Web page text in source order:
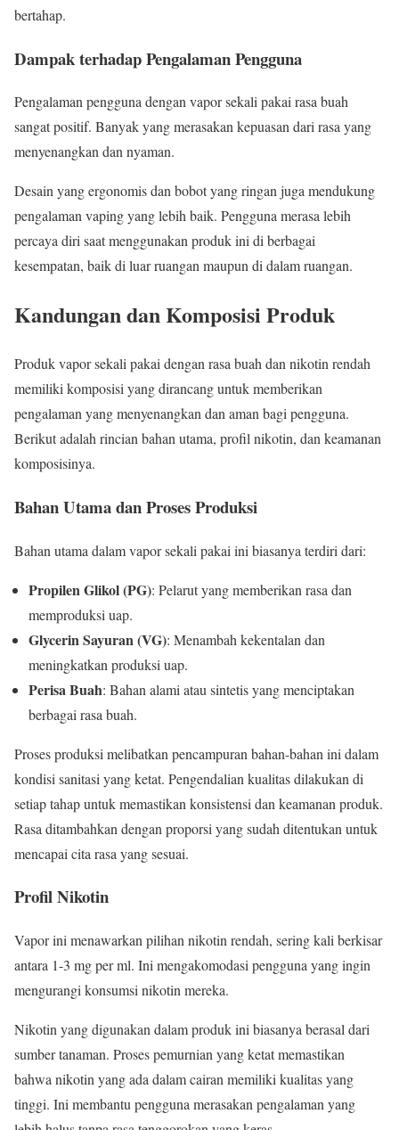
bertahap.
Dampak terhadap Pengalaman Pengguna
Pengalaman pengguna dengan vapor sekali pakai rasa buah
sangat positif. Banyak yang merasakan kepuasan dari rasa yang
menyenangkan dan nyaman.
Desain yang ergonomis dan bobot yang ringan juga mendukung
pengalaman vaping yang lebih baik. Pengguna merasa lebih
percaya diri saat menggunakan produk ini di berbagai
kesempatan, baik di luar ruangan maupun di dalam ruangan.
Kandungan dan Komposisi Produk
Produk vapor sekali pakai dengan rasa buah dan nikotin rendah
memiliki komposisi yang dirancang untuk memberikan
pengalaman yang menyenangkan dan aman bagi pengguna.
Berikut adalah rincian bahan utama, profil nikotin, dan keamanan
komposisinya.
Bahan Utama dan Proses Produksi
Bahan utama dalam vapor sekali pakai ini biasanya terdiri dari:
Propilen Glikol (PG): Pelarut yang memberikan rasa dan
memproduksi uap.
Glycerin Sayuran (VG): Menambah kekentalan dan
meningkatkan produksi uap.
Perisa Buah: Bahan alami atau sintetis yang menciptakan
berbagai rasa buah.
Proses produksi melibatkan pencampuran bahan-bahan ini dalam
kondisi sanitasi yang ketat. Pengendalian kualitas dilakukan di
setiap tahap untuk memastikan konsistensi dan keamanan produk.
Rasa ditambahkan dengan proporsi yang sudah ditentukan untuk
mencapai cita rasa yang sesuai.
Profil Nikotin
Vapor ini menawarkan pilihan nikotin rendah, sering kali berkisar
antara 1-3 mg per ml. Ini mengakomodasi pengguna yang ingin
mengurangi konsumsi nikotin mereka.
Nikotin yang digunakan dalam produk ini biasanya berasal dari
sumber tanaman. Proses pemurnian yang ketat memastikan
bahwa nikotin yang ada dalam cairan memiliki kualitas yang
tinggi. Ini membantu pengguna merasakan pengalaman yang